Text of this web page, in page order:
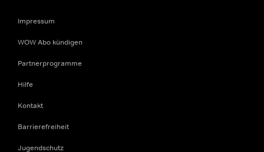
Impressum
WOW Abo kündigen
Partnerprogramme
Hilfe
Kontakt
Barrierefreiheit
Jugendschutz